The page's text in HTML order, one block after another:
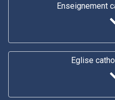
Enseignement
Eglise